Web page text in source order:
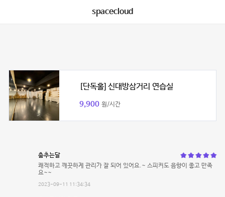
spacecloud
[단독홀] 신대방삼거리 연습실
9,900 원/시간
춤추는달
쾌적하고 깨끗하게 관리가 잘 되어 있어요.~ 스피커도 음향이 좋고 만족
요~~
2023-09-11 11:34:34